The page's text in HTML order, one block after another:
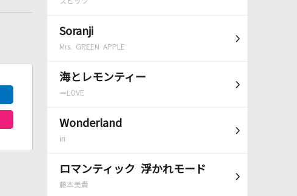
Soranji
Mrs. GREEN APPLE
海とレモンティー
＝LOVE
Wonderland
iri
ロマンティック 浮かれモード
藤本美貴